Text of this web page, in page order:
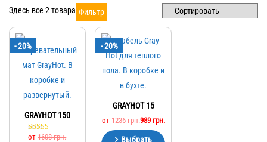
Здесь все 2 товара Фильтр
- 20%
GRAYHOT 150
Оценка
от1608грн.
- 20%
GRAYHOT 15
от1236грн.989 грн.
Выбрать